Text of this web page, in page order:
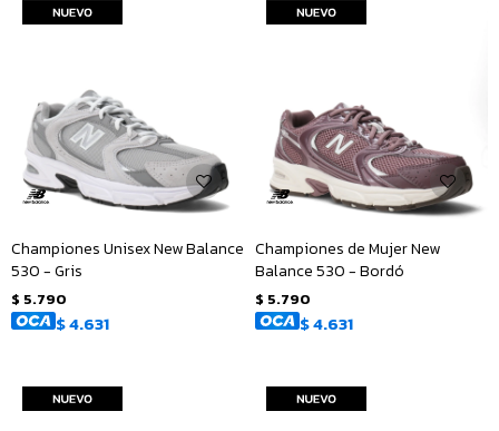
Championes Unisex New Balance
530 - Gris
$ 5.790
$4.631
Championes de Mujer New
Balance 530 - Bordó
$ 5.790
$4.631